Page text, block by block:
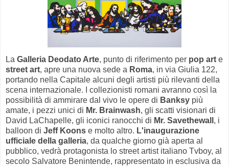
La Galleria Deodato Arte, punto di riferimento per pop art e
street art, apre una nuova sede a Roma, in via Giulia 122,
portando nella Capitale alcuni degli artisti più rilevanti della
scena internazionale. I collezionisti romani avranno così la
possibilità di ammirare dal vivo le opere di Banksy più
amate, i pezzi unici di Mr. Brainwash, gli scatti visionari di
David LaChapelle, gli iconici ranocchi di Mr. Savethewall , i
balloon di Jeff Koons e molto altro. L'inaugurazione
ufficiale della galleria, da qualche giorno già aperta al
pubblico, vedrà protagonista lo street artist italiano Tvboy, al
secolo Salvatore Benintende, rappresentato in esclusiva da